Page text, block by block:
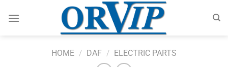
HOME / DAF / ELECTRIC PARTS